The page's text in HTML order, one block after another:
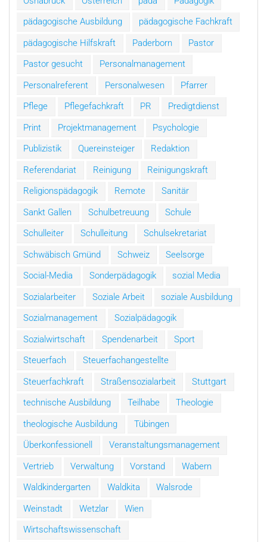
pädagogische Ausbildung
pädagogische Fachkraft
pädagogische Hilfskraft
Paderborn
Pastor
Pastor gesucht
Personalmanagement
Personalreferent
Personalwesen
Pfarrer
Pflege
Pflegefachkraft PR
Predigtdienst
Print
Projektmanagement
Psychologie
Publizistik
Quereinsteiger
Redaktion
Referendariat
Reinigung
Reinigungskraft
Religionspädagogik
Remote
Sanitär
Sankt Gallen
Schulbetreuung
Schule
Schulleiter
Schulleitung
Schulsekretariat
Schwäbisch Gmünd
Schweiz
Seelsorge
Social-Media
Sonderpädagogik
sozial Media
Sozialarbeiter
Soziale Arbeit
soziale Ausbildung
Sozialmanagement
Sozialpädagogik
Sozialwirtschaft
Spendenarbeit
Sport
Steuerfach
Steuerfachangestellte
Steuerfachkraft
Straßensozialarbeit
Stuttgart
technische Ausbildung
Teilhabe
Theologie
theologische Ausbildung
Tübingen
Überkonfessionell
Veranstaltungsmanagement
Vertrieb
Verwaltung Vorstand
Wabern
Waldkindergarten
Waldkita
Walsrode
Weinstadt
Wetzlar
Wien
Wirtschaftswissenschaft